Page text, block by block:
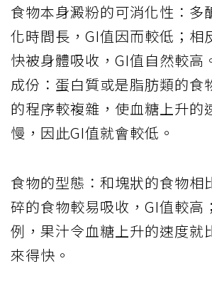
食物本身澱粉的可消化性：多
化時間長，GI值因而較低；相
快被身體吸收，GI值自然較高
成份：蛋白質或是脂肪類的食
的程序較複雜，使血糖上升的
慢，因此GI值就會較低。
食物的型態：和塊狀的食物相
碎的食物較易吸收，GI值較高
例，果汁令血糖上升的速度就
來得快。